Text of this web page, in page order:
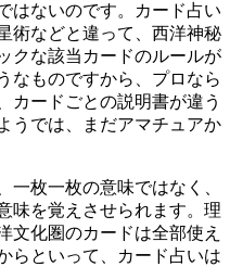
はないのです。カード占い
術などと違って、西洋神秘
クな該当カードのルールが
なものですから、プロなら
カードごとの説明書が違う
うでは、まだアマチュアか
一枚一枚の意味ではなく、
味を覚えさせられます。理
文化圏のカードは全部使え
らといって、カード占いは